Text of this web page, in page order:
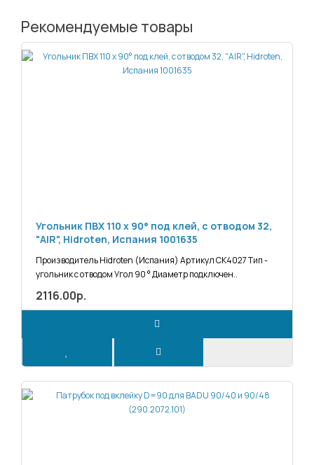
Рекомендуемые товары
Угольник ПВХ 110 х 90° под клей, с отводом 32,
"AIR", Hidroten, Испания 1001635
Производитель Hidroten (Испания) Артикул СК4027 Тип -
угольник с отводом Угол 90 ° Диаметр подключен..
2116.00р.